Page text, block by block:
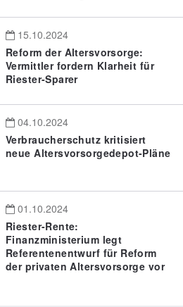
15.10.2024
Reform der Altersvorsorge:
Vermittler fordern Klarheit für
Riester-Sparer
04.10.2024
Verbraucherschutz kritisiert
neue Altersvorsorgedepot-Pläne
01.10.2024
Riester-Rente:
Finanzministerium legt
Referentenentwurf für Reform
der privaten Altersvorsorge vor